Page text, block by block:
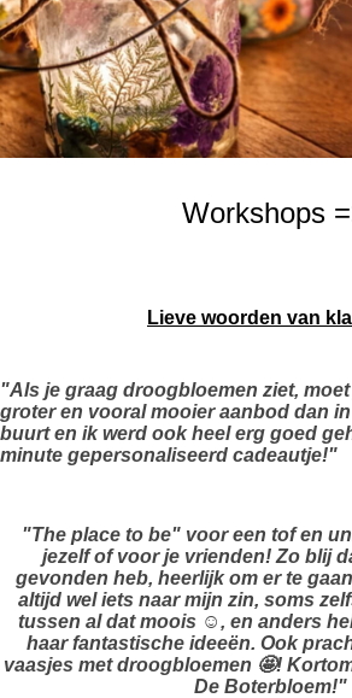
Workshops
Lieve woorden van
"Als je graag droogbloemen ziet,
groter en vooral mooier aanbod dan
buurt en ik werd ook heel erg goed
minute gepersonaliseerd cadeautje!"
"The place to be" voor een tof en
jezelf of voor je vrienden! Zo blij
gevonden heb, heerlijk om er te
altijd wel iets naar mijn zin, soms
tussen al dat moois ☺️, en anders
haar fantastische ideeën. Ook
vaasjes met droogbloemen 🤩!
De Boterbloem!"